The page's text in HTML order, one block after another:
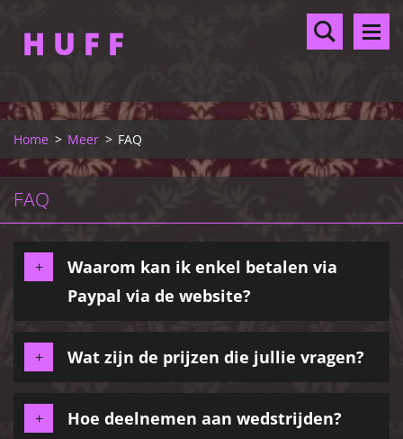
H U F F
Home > Meer > FAQ
FAQ
Waarom kan ik enkel betalen via
Paypal via de website?
Wat zijn de prijzen die jullie vragen?
Hoe deelnemen aan wedstrijden?